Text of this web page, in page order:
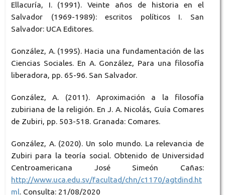
Ellacuría, I. (1991). Veinte años de historia en el
Salvador (1969-1989): escritos políticos I. San
Salvador: UCA Editores.
González, A. (1995). Hacia una fundamentación de las
Ciencias Sociales. En A. González, Para una filosofía
liberadora, pp. 65-96. San Salvador.
González, A. (2011). Aproximación a la filosofía
zubiriana de la religión. En J. A. Nicolás, Guía Comares
de Zubiri, pp. 503-518. Granada: Comares.
González, A. (2020). Un solo mundo. La relevancia de
Zubiri para la teoría social. Obtenido de Universidad
Centroamericana José Simeón Cañas:
http://www.uca.edu.sv/facultad/chn/c1170/agtdind.ht
ml. Consulta: 21/08/2020